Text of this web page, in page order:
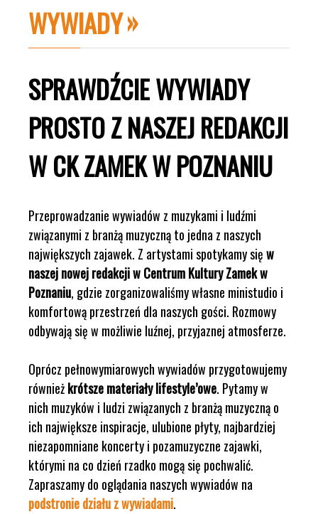
WYWIADY
SPRAWDŹCIE WYWIADY
PROSTO Z NASZEJ REDAKCJI
W CK ZAMEK W POZNANIU
Przeprowadzanie wywiadów z muzykami i ludźmi
związanymi z branżą muzyczną to jedna z naszych
największych zajawek. Z artystami spotykamy sięw
naszej nowej redakcji w Centrum Kultury Zamek w
Poznaniu, gdzie zorganizowaliśmy własne ministudio i
komfortową przestrzeń dla naszych gości. Rozmowy
odbywają się w możliwie luźnej, przyjaznej atmosferze.
Oprócz pełnowymiarowych wywiadów przygotowujemy
równieżkrótsze materiały lifestyle’owe. Pytamy w
nich muzyków i ludzi związanych z branżą muzyczną o
ich największe inspiracje, ulubione płyty, najbardziej
niezapomniane koncerty i pozamuzyczne zajawki,
którymi na co dzień rzadko mogą się pochwalić.
Zapraszamy do oglądania naszych wywiadów na
podstronie działu z wywiadami.